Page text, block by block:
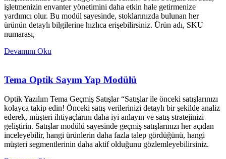
işletmenizin envanter yönetimini daha etkin hale getirmenize
yardımcı olur. Bu modül sayesinde, stoklarınızda bulunan her
ürünün detaylı bilgilerine hızlıca erişebilirsiniz. Ürün adı, SKU
numarası,
Devamını Oku
Tema Optik Sayım Yap Modülü
Optik Yazılım Tema Geçmiş Satışlar “Satışlar ile önceki satışlarınızı
kolayca takip edin! Önceki satış verilerinizi detaylı bir şekilde analiz
ederek, müşteri ihtiyaçlarını daha iyi anlayın ve satış stratejinizi
geliştirin. Satışlar modülü sayesinde geçmiş satışlarınızı her açıdan
inceleyebilir, hangi ürünlerin daha fazla talep gördüğünü, hangi
müşteri segmentlerinin daha aktif olduğunu gözlemleyebilirsiniz.